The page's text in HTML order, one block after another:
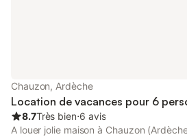
Chauzon, Ardèche
Location de vacances pour 6
8.7Très bien⋅6 avis
A louer jolie maison à Chauzon